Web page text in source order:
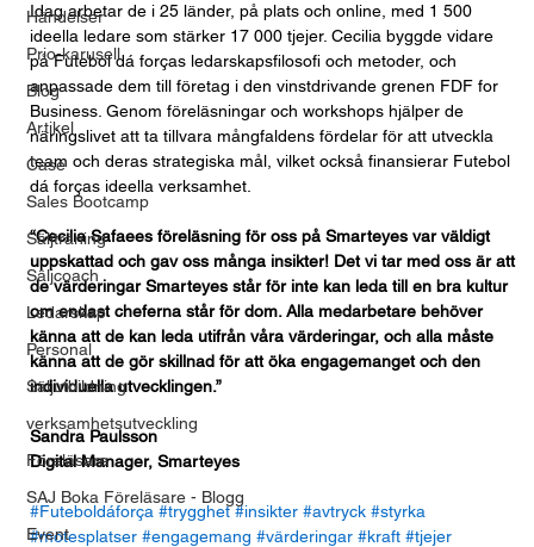
Händelser
Prio-karusell
Blog
Artikel
Case
Sales Bootcamp
Säljträning
Säljcoach
Ledarskap
Personal
Säljutbildning
verksamhetsutveckling
Föreläsare
SAJ Boka Föreläsare - Blogg
Event
Idag arbetar de i 25 länder, på plats och online, med 1 500
ideella ledare som stärker 17 000 tjejer. Cecilia byggde vidare
på Futebol dá forças ledarskapsfilosofi och metoder, och
anpassade dem till företag i den vinstdrivande grenen FDF for
Business. Genom föreläsningar och workshops hjälper de
näringslivet att ta tillvara mångfaldens fördelar för att utveckla
team och deras strategiska mål, vilket också finansierar Futebol
dá forças ideella verksamhet.
“Cecilia Safaees föreläsning för oss på Smarteyes var väldigt
uppskattad och gav oss många insikter! Det vi tar med oss är att
de värderingar Smarteyes står för inte kan leda till en bra kultur
om endast cheferna står för dom. Alla medarbetare behöver
känna att de kan leda utifrån våra värderingar, och alla måste
känna att de gör skillnad för att öka engagemanget och den
individuella utvecklingen.”
Sandra Paulsson
Digital Manager, Smarteyes
#Futeboldáforça #trygghet #insikter #avtryck #styrka
#mötesplatser #engagemang #värderingar #kraft #tjejer